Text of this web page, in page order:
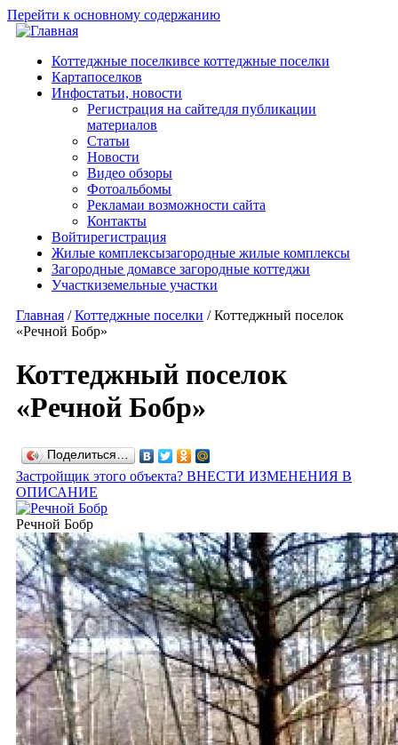
Перейти к основному содержанию
Коттеджные поселкивсе коттеджные поселки
Картапоселков
Инфостатьи, новости
Регистрация на сайтедля публикации
материалов
Статьи
Новости
Видео обзоры
Фотоальбомы
Рекламаи возможности сайта
Контакты
Войтирегистрация
Жилые комплексызагородные жилые комплексы
Загородные домавсе загородные коттеджи
Участкиземельные участки
Главная / Коттеджные поселки /Коттеджный поселок
«Речной Бобр»
Коттеджный поселок
«Речной Бобр»
Поделиться…
Застройщик этого объекта? ВНЕСТИ ИЗМЕНЕНИЯ В
ОПИСАНИЕ
Речной Бобр